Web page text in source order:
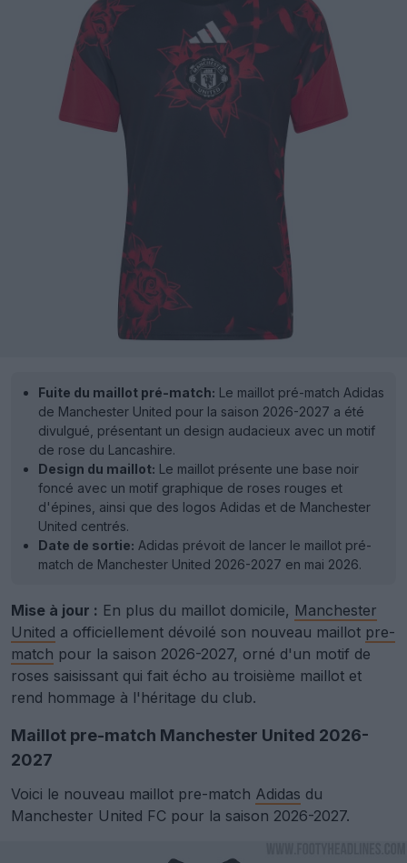
Fuite du maillot pré-match: Le maillot pré-match Adidas
de Manchester United pour la saison 2026-2027 a été
divulgué, présentant un design audacieux avec un motif
de rose du Lancashire.
Design du maillot: Le maillot présente une base noir
foncé avec un motif graphique de roses rouges et
d'épines, ainsi que des logos Adidas et de Manchester
United centrés.
Date de sortie: Adidas prévoit de lancer le maillot pré-
match de Manchester United 2026-2027 en mai 2026.
Mise à jour : En plus du maillot domicile, Manchester
United a officiellement dévoilé son nouveau maillot pre-
match pour la saison 2026-2027, orné d'un motif de
roses saisissant qui fait écho au troisième maillot et
rend hommage à l'héritage du club.
Maillot pre-match Manchester United 2026-
2027
Voici le nouveau maillot pre-match Adidas du
Manchester United FC pour la saison 2026-2027.